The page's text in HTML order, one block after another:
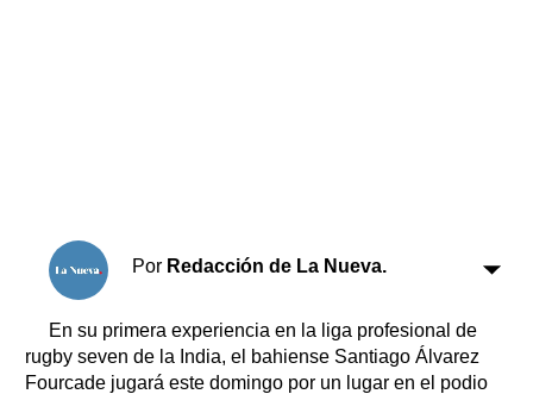
Por Redacción de La Nueva.
En su primera experiencia en la liga profesional de
rugby seven de la India, el bahiense Santiago Álvarez
Fourcade jugará este domingo por un lugar en el podio